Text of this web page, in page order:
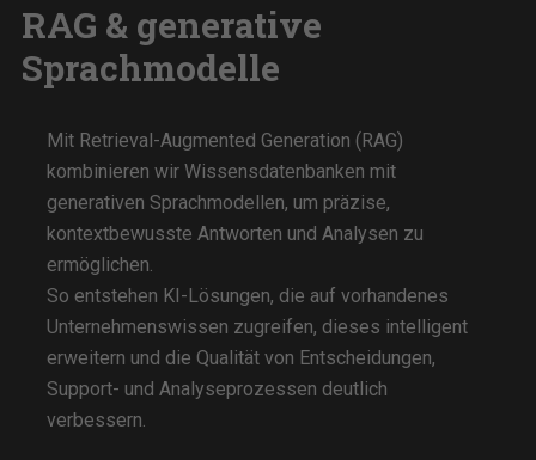
RAG & generative
Sprachmodelle
Mit Retrieval-Augmented Generation (RAG)
kombinieren wir Wissensdatenbanken mit
generativen Sprachmodellen, um präzise,
kontextbewusste Antworten und Analysen zu
ermöglichen.
So entstehen KI-Lösungen, die auf vorhandenes
Unternehmenswissen zugreifen, dieses intelligent
erweitern und die Qualität von Entscheidungen,
Support- und Analyseprozessen deutlich
verbessern.